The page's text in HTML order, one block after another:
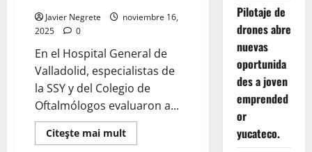
Javier Negrete
noviembre 16,
2025
0
En el Hospital General de
Valladolid, especialistas de
la SSY y del Colegio de
Oftalmólogos evaluaron a...
Citeşte mai multRead
more
Pilotaje de
drones abre
nuevas
oportunida
des a joven
emprended
or
yucateco.